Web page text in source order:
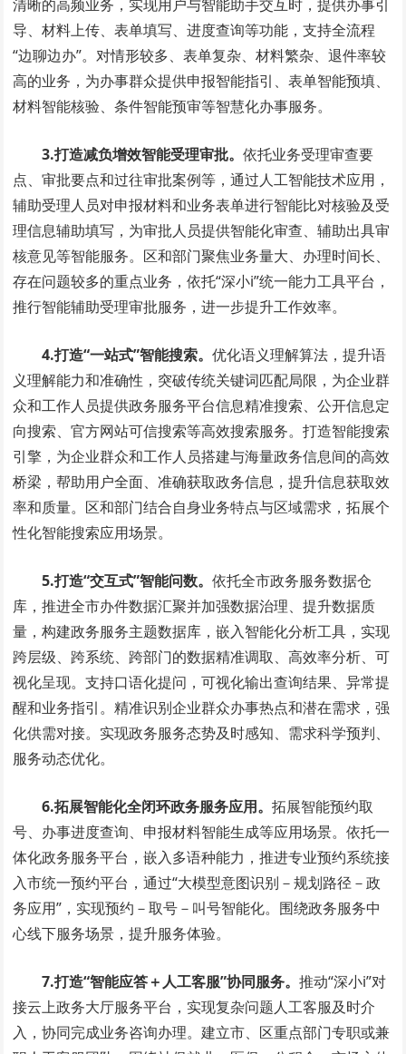
清晰的高频业务，实现用户与智能助手交互时，提供办事引
导、材料上传、表单填写、进度查询等功能，支持全流程
“边聊边办”。对情形较多、表单复杂、材料繁杂、退件率较
高的业务，为办事群众提供申报智能指引、表单智能预填、
材料智能核验、条件智能预审等智慧化办事服务。
3.打造减负增效智能受理审批。依托业务受理审查要
点、审批要点和过往审批案例等，通过人工智能技术应用，
辅助受理人员对申报材料和业务表单进行智能比对核验及受
理信息辅助填写，为审批人员提供智能化审查、辅助出具审
核意见等智能服务。区和部门聚焦业务量大、办理时间长、
存在问题较多的重点业务，依托“深小i”统一能力工具平台，
推行智能辅助受理审批服务，进一步提升工作效率。
4.打造“一站式”智能搜索。优化语义理解算法，提升语
义理解能力和准确性，突破传统关键词匹配局限，为企业群
众和工作人员提供政务服务平台信息精准搜索、公开信息定
向搜索、官方网站可信搜索等高效搜索服务。打造智能搜索
引擎，为企业群众和工作人员搭建与海量政务信息间的高效
桥梁，帮助用户全面、准确获取政务信息，提升信息获取效
率和质量。区和部门结合自身业务特点与区域需求，拓展个
性化智能搜索应用场景。
5.打造“交互式”智能问数。依托全市政务服务数据仓
库，推进全市办件数据汇聚并加强数据治理、提升数据质
量，构建政务服务主题数据库，嵌入智能化分析工具，实现
跨层级、跨系统、跨部门的数据精准调取、高效率分析、可
视化呈现。支持口语化提问，可视化输出查询结果、异常提
醒和业务指引。精准识别企业群众办事热点和潜在需求，强
化供需对接。实现政务服务态势及时感知、需求科学预判、
服务动态优化。
6.拓展智能化全闭环政务服务应用。拓展智能预约取
号、办事进度查询、申报材料智能生成等应用场景。依托一
体化政务服务平台，嵌入多语种能力，推进专业预约系统接
入市统一预约平台，通过“大模型意图识别－规划路径－政
务应用”，实现预约－取号－叫号智能化。围绕政务服务中
心线下服务场景，提升服务体验。
7.打造“智能应答＋人工客服”协同服务。推动“深小i”对
接云上政务大厅服务平台，实现复杂问题人工客服及时介
入，协同完成业务咨询办理。建立市、区重点部门专职或兼